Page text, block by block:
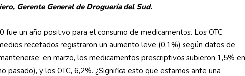
Gerente General de Droguería del Sud.
un año positivo para el consumo de medicamentos. Los OTC
recetados registraron un aumento leve (0,1%) según datos de
en marzo, los medicamentos prescriptivos subieron 1,5% en
pasado), y los OTC, 6,2%. ¿Significa esto que estamos ante una